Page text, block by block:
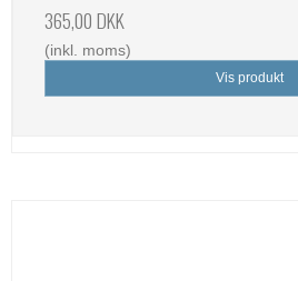
365,00 DKK
(inkl. moms)
Vis produkt